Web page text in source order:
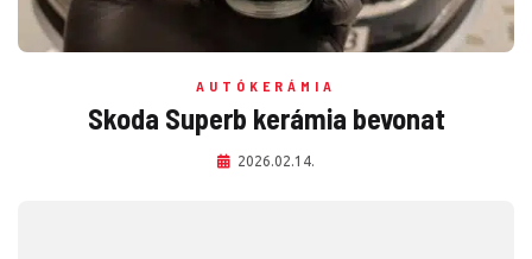
AUTÓKERÁMIA
Skoda Superb kerámia bevonat
2026.02.14.